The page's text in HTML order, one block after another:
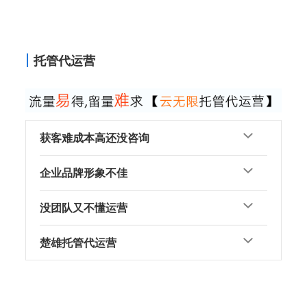
托管代运营
获客难成本高还没咨询
企业品牌形象不佳
没团队又不懂运营
楚雄托管代运营